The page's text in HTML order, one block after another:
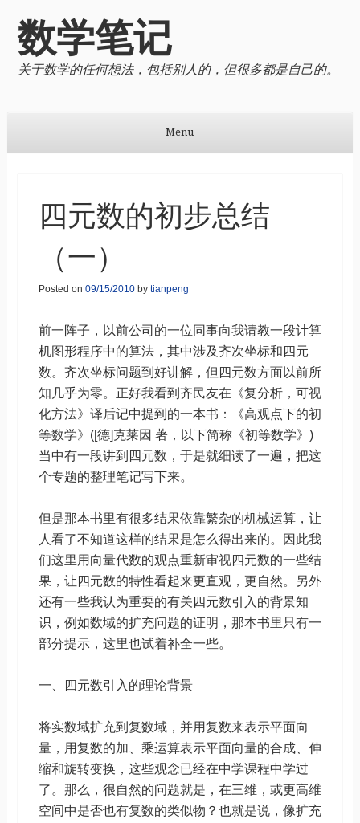
数学笔记
关于数学的任何想法，包括别人的，但很多都是自己的。
Menu
四元数的初步总结
（一）
Posted on 09/15/2010by tianpeng
前一阵子，以前公司的一位同事向我请教一段计算
机图形程序中的算法，其中涉及齐次坐标和四元
数。齐次坐标问题到好讲解，但四元数方面以前所
知几乎为零。正好我看到齐民友在《复分析，可视
化方法》译后记中提到的一本书：《高观点下的初
等数学》([德]克莱因 著，以下简称《初等数学》)
当中有一段讲到四元数，于是就细读了一遍，把这
个专题的整理笔记写下来。
但是那本书里有很多结果依靠繁杂的机械运算，让
人看了不知道这样的结果是怎么得出来的。因此我
们这里用向量代数的观点重新审视四元数的一些结
果，让四元数的特性看起来更直观，更自然。另外
还有一些我认为重要的有关四元数引入的背景知
识，例如数域的扩充问题的证明，那本书里只有一
部分提示，这里也试着补全一些。
一、四元数引入的理论背景
将实数域扩充到复数域，并用复数来表示平面向
量，用复数的加、乘运算表示平面向量的合成、伸
缩和旋转变换，这些观念已经在中学课程中学过
了。那么，很自然的问题就是，在三维，或更高维
空间中是否也有复数的类似物？也就是说，像扩充